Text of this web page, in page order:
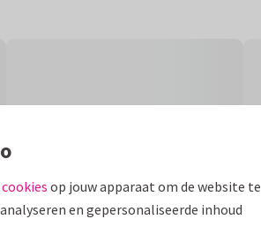
cookies op jouw apparaat om de website te
en gepersonaliseerde inhoud